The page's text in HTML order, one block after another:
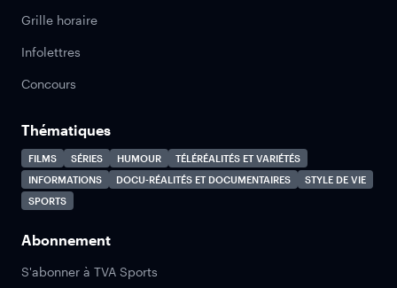
Grille horaire
Infolettres
Concours
Thématiques
FILMS SÉRIES HUMOUR
TÉLÉRÉALITÉS ET VARIÉTÉS
INFORMATIONS
DOCU-RÉALITÉS ET DOCUMENTAIRES
STYLE DE VIE
SPORTS
Abonnement
S'abonner à TVA Sports